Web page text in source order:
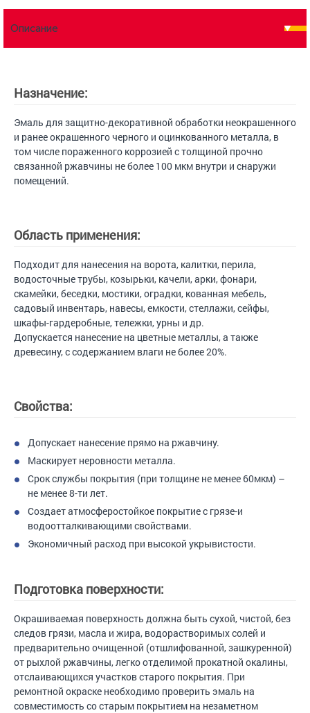
Описание
Назначение:
Эмаль для защитно-декоративной обработки неокрашенного
и ранее окрашенного черного и оцинкованного металла, в
том числе пораженного коррозией с толщиной прочно
связанной ржавчины не более 100 мкм внутри и снаружи
помещений.
Область применения:
Подходит для нанесения на ворота, калитки, перила,
водосточные трубы, козырьки, качели, арки, фонари,
скамейки, беседки, мостики, оградки, кованная мебель,
садовый инвентарь, навесы, емкости, стеллажи, сейфы,
шкафы-гардеробные, тележки, урны и др.
Допускается нанесение на цветные металлы, а также
древесину, с содержанием влаги не более 20%.
Свойства:
Допускает нанесение прямо на ржавчину.
Маскирует неровности металла.
Срок службы покрытия (при толщине не менее 60мкм) –
не менее 8-ти лет.
Создает атмосферостойкое покрытие с грязе-и
водоотталкивающими свойствами.
Экономичный расход при высокой укрывистости.
Подготовка поверхности:
Окрашиваемая поверхность должна быть сухой, чистой, без
следов грязи, масла и жира, водорастворимых солей и
предварительно очищенной (отшлифованной, зашкуренной)
от рыхлой ржавчины, легко отделимой прокатной окалины,
отслаивающихся участков старого покрытия. При
ремонтной окраске необходимо проверить эмаль на
совместимость со старым покрытием на незаметном